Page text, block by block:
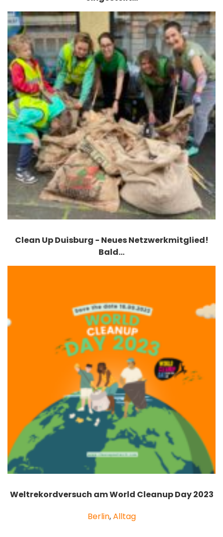
Clean Up Duisburg - Neues Netzwerkmitglied!
Bald…
Weltrekordversuch am World Cleanup Day 2023
Berlin,Alltag